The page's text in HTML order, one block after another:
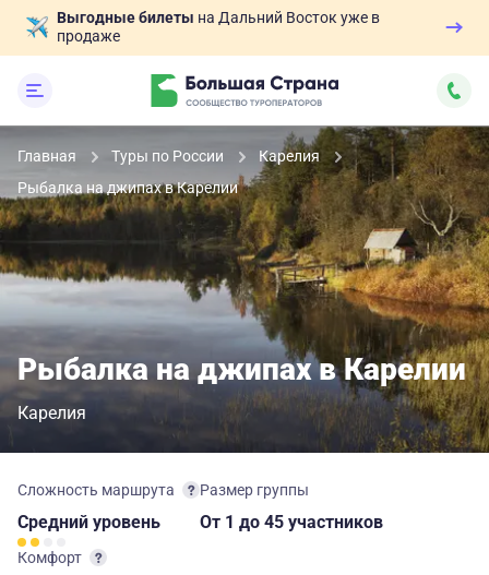
Выгодные билеты на Дальний Восток уже в
продаже
Главная Туры по России
Карелия
Рыбалка на джипах в Карелии
Рыбалка на джипах в Карелии
Карелия
Сложность маршрута
Средний уровень
Комфорт
Размер группы
От 1 до 45 участников